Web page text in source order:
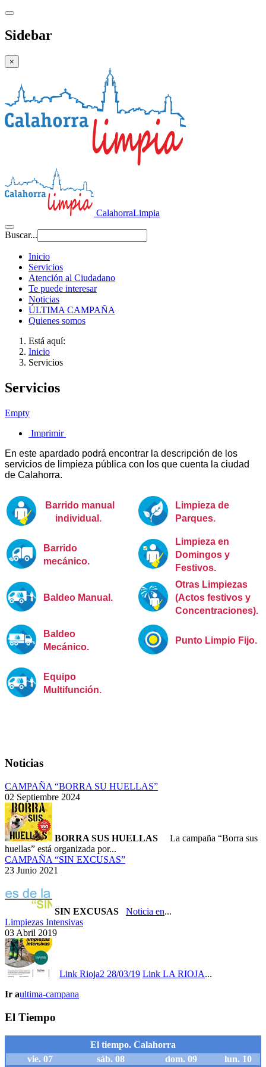
Sidebar
×
CalahorraLimpia
Buscar...
Inicio
Servicios
Atención al Ciudadano
Te puede interesar
Noticias
ÚLTIMA CAMPAÑA
Quienes somos
Está aquí:
Inicio
Servicios
Servicios
Empty
Imprimir
En este apardado podrá encontrar la descripción de los
servicios de limpieza pública con los que cuenta la ciudad
de Calahorra.
Barrido manual
individual .
Limpieza de
Parques.
Barrido
mecánico.
Limpieza en
Domingos y
Festivos.
Baldeo Manual.
Otras Limpiezas
(Actos festivos y
Concentraciones).
Baldeo
Mecánico.
Punto Limpio Fijo.
Equipo
Multifunción.
Noticias
CAMPAÑA “BORRA SU HUELLAS”
02 Septiembre 2024
BORRA SUS HUELLAS
La campaña “Borra sus
huellas” está organizada por...
CAMPAÑA “SIN EXCUSAS”
23 Junio 2021
SIN EXCUSAS Noticia en...
Limpiezas Intensivas
03 Abril 2019
Link Rioja2 28/03/19 Link LA RIOJA...
Ir aultima-campana
El Tiempo